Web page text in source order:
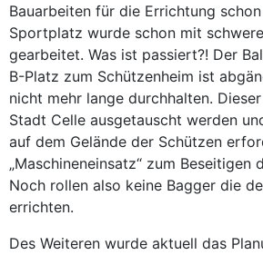
Bauarbeiten für die Errichtung
Sportplatz wurde schon mit
gearbeitet. Was ist passiert?! Der
B-Platz zum Schützenheim ist
nicht mehr lange durchhalten.
Stadt Celle ausgetauscht werden
auf dem Gelände der Schützen
„Maschineneinsatz“ zum Beseitigen
Noch rollen also keine Bagger die
errichten.
Des Weiteren wurde aktuell das